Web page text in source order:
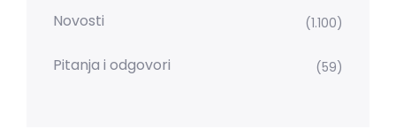
Novosti (1.100)
Pitanja i odgovori (59)